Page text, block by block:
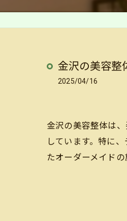
金沢の美容整
2025/04/16
金沢の美容整体は
しています。特に
たオーダーメイド